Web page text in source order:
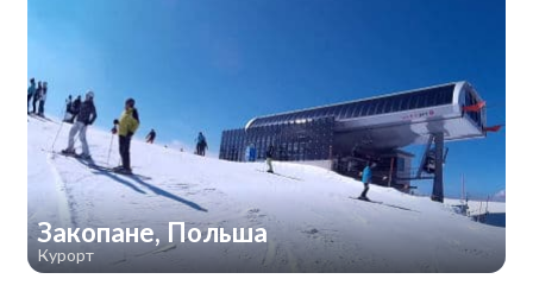
Закопане, Польша
Курорт